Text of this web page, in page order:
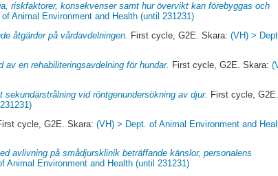
riskfaktorer, konsekvenser samt hur övervikt kan förebyggas och
Animal Environment and Health (until 231231)
åtgärder på vårdavdelningen. First cycle, G2E. Skara:(VH) >
en rehabiliteringsavdelning för hundar. First cycle, G2E. Skara:
vid röntgenundersökning av djur. First cycle, G2E.
cycle, G2E. Skara:(VH) > Dept. of Animal Environment and
avlivning på smådjursklinik beträffande känslor, personalens
Animal Environment and Health (until 231231)